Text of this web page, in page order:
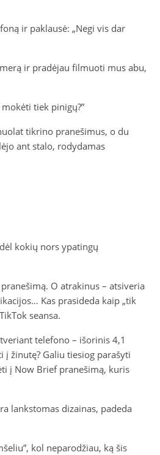
ir paklausė: „Negi vis dar
ir pradėjau filmuoti mus abu,
tiek pinigų?”
tikrino pranešimus, o du
ant stalo, rodydamas
kokių nors ypatingų
O atrakinus – atsiveria
Kas prasideda kaip „tik
seansa.
telefono – išorinis 4,1
žinutę? Galiu tiesiog parašyti
į Now Brief pranešimą, kuris
lankstomas dizainas, padeda
kol neparodžiau, ką šis